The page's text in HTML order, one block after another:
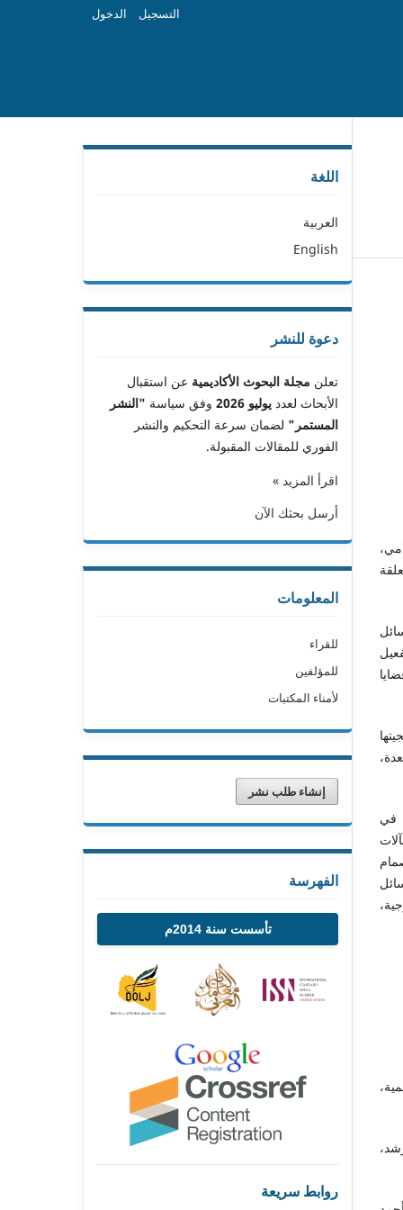
التسجيل الدخول
في
اللغة
العربية
English
دعوة للنشر
تعلن مجلة البحوث الأكاديمية عن استقبال
الأبحاث لعدد يوليو 2026 وفق سياسة "النشر
المستمر" لضمان سرعة التحكيم والنشر
الفوري للمقالات المقبولة.
اقرأ المزيد »
أرسل بحثك الآن
المعلومات
للقراء
للمؤلفين
لأمناء المكتبات
إنشاء طلب نشر
الفهرسة
تأسست سنة 2014م
روابط سريعة